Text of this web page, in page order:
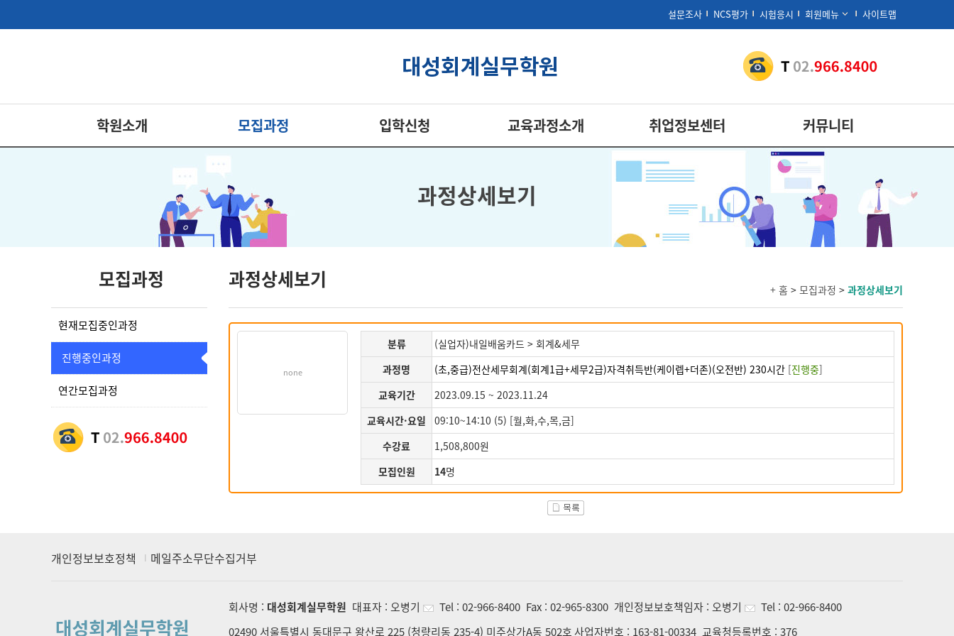
설문조사 NCS평가 시험응시 회원메뉴 사이트맵
학원소개 모집과정 입학신청 교육과정소개 취업정보센터 커뮤니티
과정상세보기
모집과정
현재모집중인과정
진행중인과정
연간모집과정
과정상세보기 + 홈 > 모집과정 > 과정상세보기
none
분류
(실업자)내일배움카드 > 회계&세무
과정명
(초,중급)전산세무회계(회계1급+세무2급)자격취득반(케이렙+더존)(오전반) 230시간 [진행중]
교육기간
2023.09.15 ~ 2023.11.24
교육시간·요일
09:10~14:10 (5) [월,화,수,목,금]
수강료
1,508,800원
모집인원
14명
개인정보보호정책 메일주소무단수집거부
회사명 : 대성회계실무학원 대표자 : 오병기 Tel : 02-966-8400 Fax : 02-965-8300 개인정보보호책임자 : 오병기 Tel : 02-966-8400
02490 서울특별시 동대문구 왕산로 225 (청량리동 235-4) 미주상가A동 502호사업자번호 : 163-81-00334 교육청등록번호 : 376